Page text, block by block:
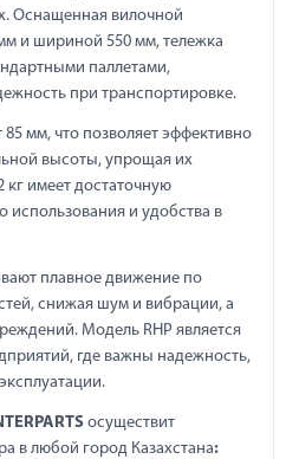
Оснащенная вилочной
и шириной 550 мм, тележка
паллетами,
при транспортировке.
85 мм, что позволяет эффективно
высоты, упрощая их
кг имеет достаточную
использования и удобства в
плавное движение по
снижая шум и вибрации, а
Модель RHP является
где важны надежность,
осуществит
в любой город Казахстана: